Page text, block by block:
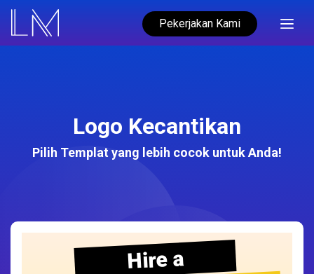
Pekerjakan Kami
Logo Kecantikan
Pilih Templat yang lebih cocok untuk Anda!
Hire a